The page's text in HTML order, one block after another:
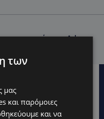
καινοτομεί με το Arla
των
μας
και παρόμοιες
και να